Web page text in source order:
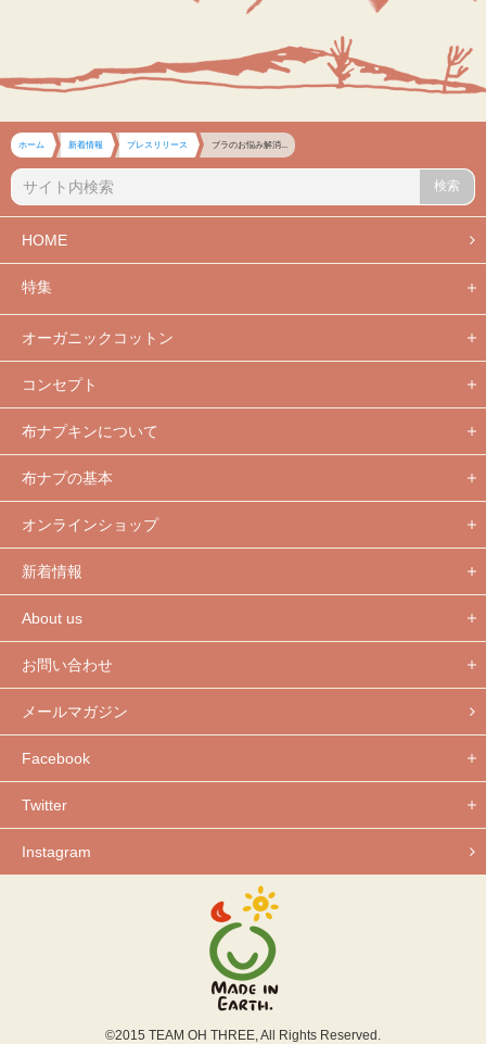
ホーム 新着情報 プレスリリース ブラのお悩み解消...
検索
HOME
特集
オーガニックコットン
コンセプト
布ナプキンについて
布ナプの基本
オンラインショップ
新着情報
About us
お問い合わせ
メールマガジン
Facebook
Twitter
Instagram
©2015 TEAM OH THREE, All Rights Reserved.